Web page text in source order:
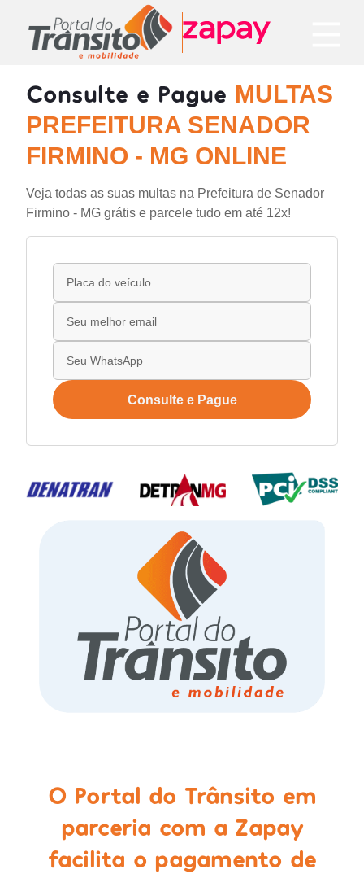
Consulte e Pague MULTAS
PREFEITURA SENADOR
FIRMINO - MG ONLINE
Veja todas as suas multas na Prefeitura de Senador
Firmino - MG grátis e parcele tudo em até 12x!
Consulte e Pague
O Portal do Trânsito em
parceria com a Zapay
facilita o pagamento de